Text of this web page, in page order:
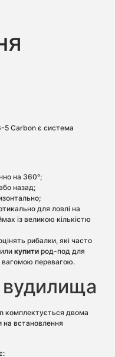
5 Carbon є система
на 360°;
назад;
для ловлі на
із великою кількістю
рибалки, які часто
купити род-под для
вагомою перевагою.
комплектується двома
на встановлення